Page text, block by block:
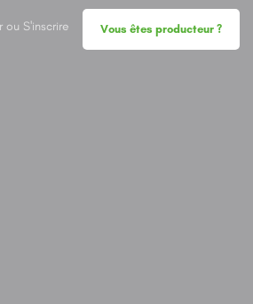
ou S'inscrire Vous êtes producteur ?